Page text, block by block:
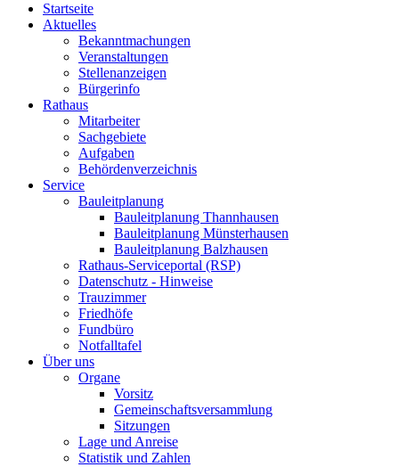
Startseite
Aktuelles
Bekanntmachungen
Veranstaltungen
Stellenanzeigen
Bürgerinfo
Rathaus
Mitarbeiter
Sachgebiete
Aufgaben
Behördenverzeichnis
Service
Bauleitplanung
Bauleitplanung Thannhausen
Bauleitplanung Münsterhausen
Bauleitplanung Balzhausen
Rathaus-Serviceportal (RSP)
Datenschutz - Hinweise
Trauzimmer
Friedhöfe
Fundbüro
Notfalltafel
Über uns
Organe
Vorsitz
Gemeinschaftsversammlung
Sitzungen
Lage und Anreise
Statistik und Zahlen